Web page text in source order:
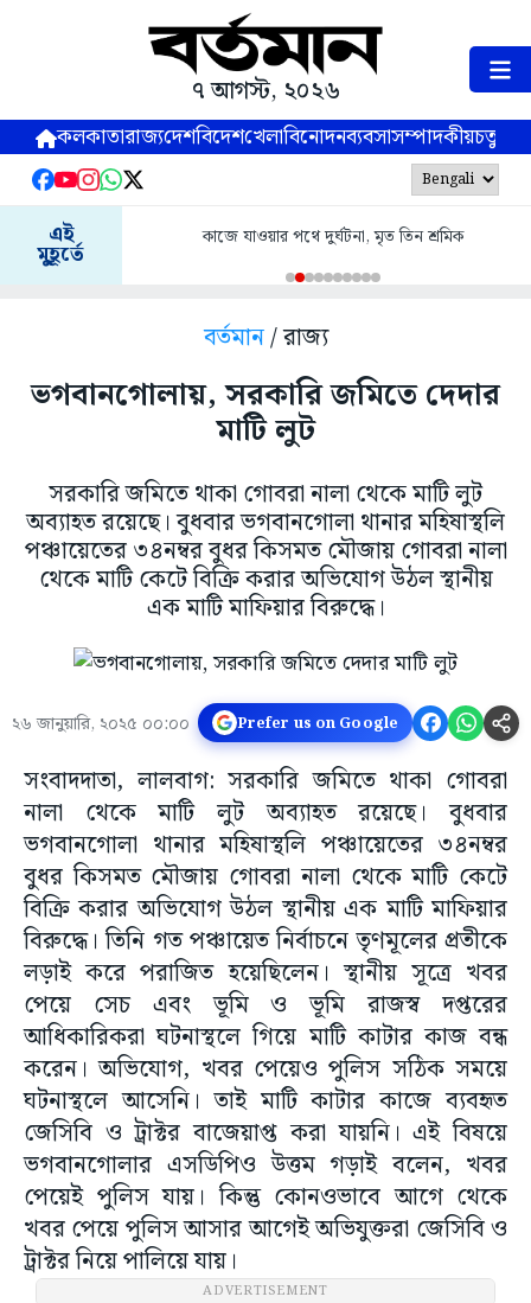
৭ আগস্ট, ২০২৬
কলকাতারাজ্যদেশবিদেশখেলাবিনোদনব্যবসাসম্পাদকীয়
এই
মুহূর্তে
কাজে যাওয়ার পথে দুর্ঘটনা, মৃত তিন শ্রমিক
বর্তমান/ রাজ্য
ভগবানগোলায়, সরকারি জমিতে দেদার
মাটি লুট
সরকারি জমিতে থাকা গোবরা নালা থেকে মাটি লুট
অব্যাহত রয়েছে। বুধবার ভগবানগোলা থানার মহিষাস্থলি
পঞ্চায়েতের ৩৪নম্বর বুধর কিসমত মৌজায় গোবরা নালা
থেকে মাটি কেটে বিক্রি করার অভিযোগ উঠল স্থানীয়
এক মাটি মাফিয়ার বিরুদ্ধে।
২৬ জানুয়ারি, ২০২৫ ০০:০০ Prefer us on Google
সংবাদদাতা, লালবাগ: সরকারি জমিতে থাকা গোবরা
নালা থেকে মাটি লুট অব্যাহত রয়েছে। বুধবার
ভগবানগোলা থানার মহিষাস্থলি পঞ্চায়েতের ৩৪নম্বর
বুধর কিসমত মৌজায় গোবরা নালা থেকে মাটি কেটে
বিক্রি করার অভিযোগ উঠল স্থানীয় এক মাটি মাফিয়ার
বিরুদ্ধে। তিনি গত পঞ্চায়েত নির্বাচনে তৃণমূলের প্রতীকে
লড়াই করে পরাজিত হয়েছিলেন। স্থানীয় সূত্রে খবর
পেয়ে সেচ এবং ভূমি ও ভূমি রাজস্ব দপ্তরের
আধিকারিকরা ঘটনাস্থলে গিয়ে মাটি কাটার কাজ বন্ধ
করেন। অভিযোগ, খবর পেয়েও পুলিস সঠিক সময়ে
ঘটনাস্থলে আসেনি। তাই মাটি কাটার কাজে ব্যবহৃত
জেসিবি ও ট্রাক্টর বাজেয়াপ্ত করা যায়নি। এই বিষয়ে
ভগবানগোলার এসডিপিও উত্তম গড়াই বলেন, খবর
পেয়েই পুলিস যায়। কিন্তু কোনওভাবে আগে থেকে
খবর পেয়ে পুলিস আসার আগেই অভিযুক্তরা জেসিবি ও
ট্রাক্টর নিয়ে পালিয়ে যায়।
ADVERTISEMENT